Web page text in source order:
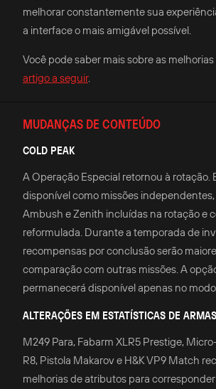
melhorar constantemente sua
a interface o mais amigável possível.
Você pode saber mais sobre as
artigo a seguir.
MUDANÇAS DE CONTEÚDO
COLD PEAK
A Operação Especial retornou à rotação.
disponível como missões
Ambush e Zenith incluídas na rotação e
reformulada. Durante a temporada de
recompensas por conclusão serão
comparação com outras missões. A
permanecerá disponível apenas no
ALTERAÇÕES EM ESTATÍSTICAS DE
M249 Para, Fabarm XLR5 Prestige,
R8, Pistola Makarov e H&K VP9 Match
melhorias de atributos para